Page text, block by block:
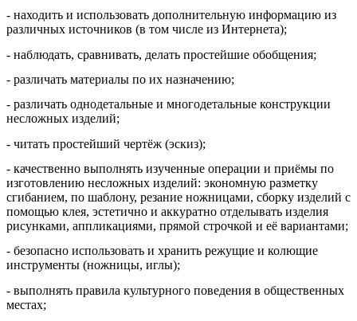
- находить и использовать дополнительную информацию из
различных источников (в том числе из Интернета);
- наблюдать, сравнивать, делать простейшие обобщения;
- различать материалы по их назначению;
- различать однодетальные и многодетальные конструкции
несложных изделий;
- читать простейший чертёж (эскиз);
- качественно выполнять изученные операции и приёмы по
изготовлению несложных изделий: экономную разметку
сгибанием, по шаблону, резание ножницами, сборку изделий с
помощью клея, эстетично и аккуратно отделывать изделия
рисунками, аппликациями, прямой строчкой и её вариантами;
- безопасно использовать и хранить режущие и колющие
инструменты (ножницы, иглы);
- выполнять правила культурного поведения в общественных
местах;